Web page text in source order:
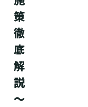
策
徹
底
解
説
～